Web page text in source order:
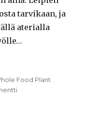
tarvikaan, ja
aterialla
Food Plant
artikkeliin